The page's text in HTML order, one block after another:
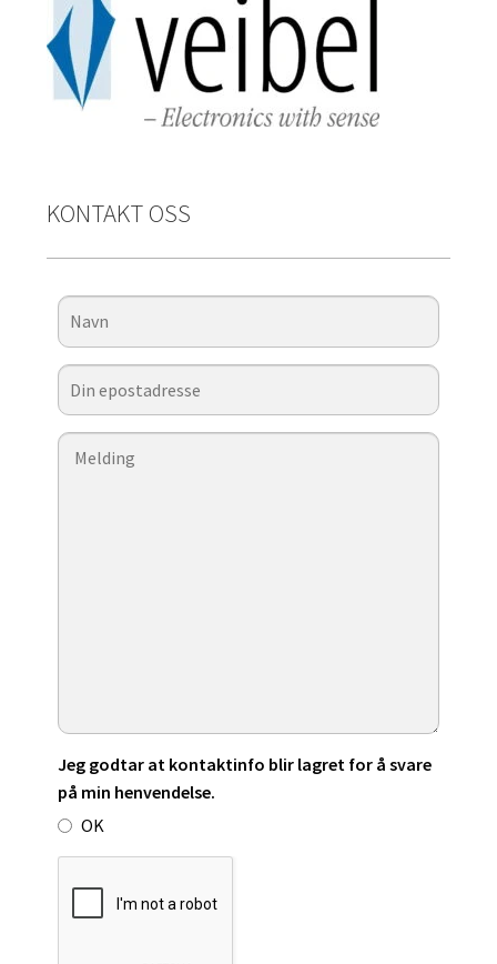
KONTAKT OSS
Jeg godtar at kontaktinfo blir lagret for å svare
på min henvendelse.
OK